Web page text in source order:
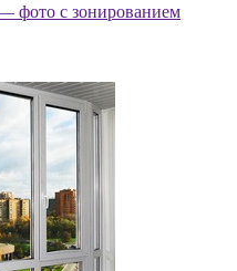
фото с зонированием